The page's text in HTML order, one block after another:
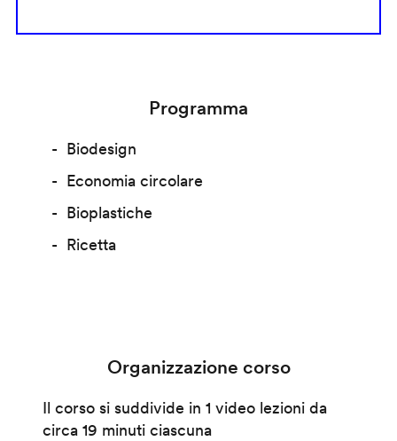
Programma
Biodesign
Economia circolare
Bioplastiche
Ricetta
Organizzazione corso
Il corso si suddivide in 1 video lezioni da
circa 19 minuti ciascuna